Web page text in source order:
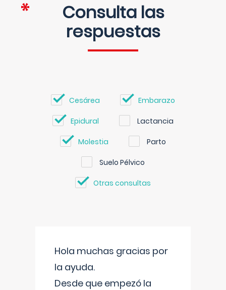
Consulta las
respuestas
Cesárea Embarazo
Epidural Lactancia
Molestia Parto
Suelo Pélvico
Otras consultas
Hola muchas gracias por
la ayuda.
Desde que empezó la